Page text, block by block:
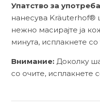
Упатство за
нанесува Kräuterhof®
нежно масирајте ја
минута, исплакнете
Внимание:Доколку
со очите, исплакнете